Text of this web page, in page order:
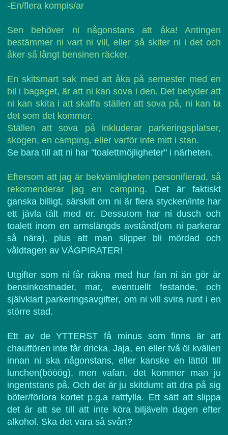
-En/flera kompis/ar
Sen behöver ni någonstans att åka! Antingen
bestämmer ni vart ni vill, eller så skiter ni i det och
åker så långt bensinen räcker.
En skitsmart sak med att åka på semester med en
bil i bagaget, är att ni kan sova i den. Det betyder att
ni kan skita i att skaffa ställen att sova på, ni kan ta
det som det kommer.
Ställen att sova på inkluderar parkeringsplatser,
skogen, en camping, eller varför inte mitt i stan.
Se bara till att ni har "toalettmöjligheter" i närheten.
Eftersom att jag är bekvämligheten personifierad, så
rekomenderar jag en camping. Det är faktiskt
ganska billigt, särskilt om ni är flera stycken/inte har
ett jävla tält med er. Dessutom har ni dusch och
toalett inom en armslängds avstånd(om ni parkerar
så nära), plus att man slipper bli mördad och
våldtagen av VÄGPIRATER!
Utgifter som ni får räkna med hur fan ni än gör är
bensinkostnader, mat, eventuellt festande, och
självklart parkeringsavgifter, om ni vill svira runt i en
större stad.
Ett av de YTTERST få minus som finns är att
chauffören inte får dricka. Jaja, en eller två öl kvällen
innan ni ska någonstans, eller kanske en lättöl till
lunchen(bööög), men vafan, det kommer man ju
ingentstans på. Och det är ju skitdumt att dra på sig
böter/förlora kortet p.g.a rattfylla. Ett sätt att slippa
det är att se till att inte köra biljäveln dagen efter
alkohol. Ska det vara så svårt?